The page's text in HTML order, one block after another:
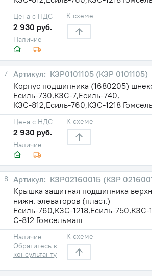
Наличие
Цена с НДС
2 930 руб.
К схеме
7
КЗР0101105 (КЗР 0101105)
Корпус подшипника (1680205)
Есиль-730,КЗС-7,Есиль-740,
КЗС-812,Есиль-760,КЗС-1218
Наличие
Цена с НДС
2 930 руб.
К схеме
8
КЗР0216001Б (КЗР
Крышка защитная подшипника
нижн. элеваторов (пласт.)
Есиль-760,КЗС-1218,Есиль-750,КЗС-
С-812 Гомсельмаш
Наличие
Обратитесь к
консультанту
К схеме